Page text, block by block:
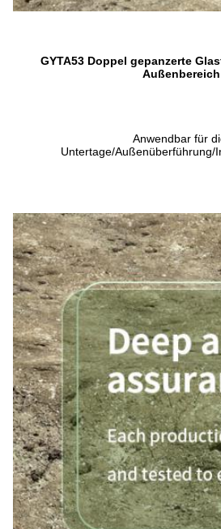
GYTA53 Doppel gepanzerte
Außenbereich
Anwendbar für
Untertage/Außenüberführung/